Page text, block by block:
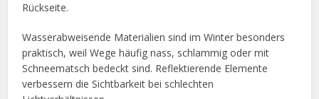
Rückseite.
Wasserabweisende Materialien sind im Winter besonders
praktisch, weil Wege häufig nass, schlammig oder mit
Schneematsch bedeckt sind. Reflektierende Elemente
verbessern die Sichtbarkeit bei schlechten